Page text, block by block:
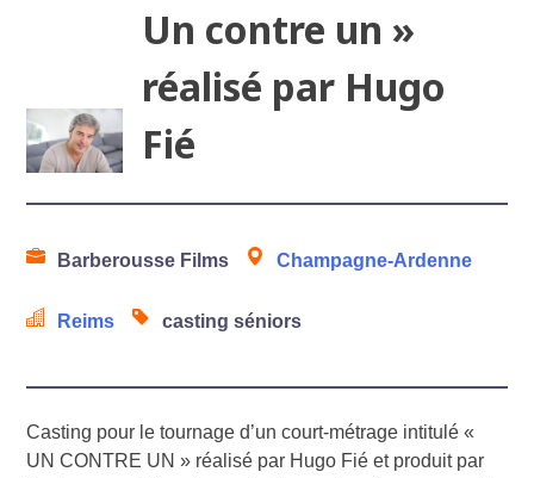
Un contre un »
réalisé par Hugo
Fié
Barberousse Films Champagne-Ardenne
Reims casting séniors
Casting pour le tournage d’un court-métrage intitulé «
UN CONTRE UN » réalisé par Hugo Fié et produit par